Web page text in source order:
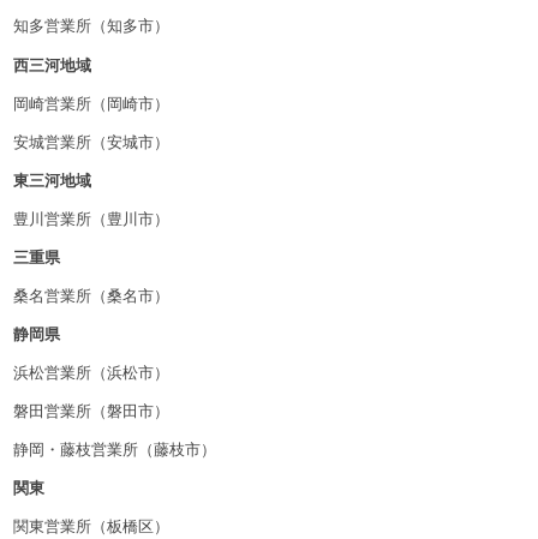
知多営業所（知多市）
西三河地域
岡崎営業所（岡崎市）
安城営業所（安城市）
東三河地域
豊川営業所（豊川市）
三重県
桑名営業所（桑名市）
静岡県
浜松営業所（浜松市）
磐田営業所（磐田市）
静岡・藤枝営業所（藤枝市）
関東
関東営業所（板橋区）